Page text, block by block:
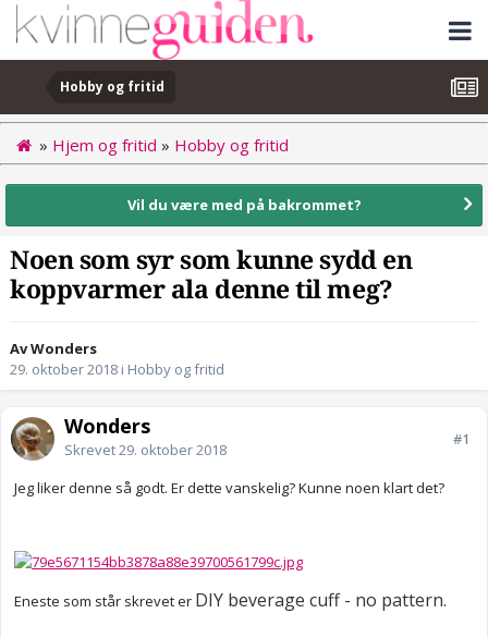
Hobby og fritid
» Hjem og fritid » Hobby og fritid
Vil du være med på bakrommet?
Noen som syr som kunne sydd en
koppvarmer ala denne til meg?
Av Wonders
29. oktober 2018 i Hobby og fritid
Wonders
Skrevet29. oktober 2018
#1
Jeg liker denne så godt. Er dette vanskelig? Kunne noen klart det?
Eneste som står skrevet er DIY beverage cuff - no pattern.